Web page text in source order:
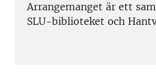
Arrangemanget är ett
SLU-biblioteket och